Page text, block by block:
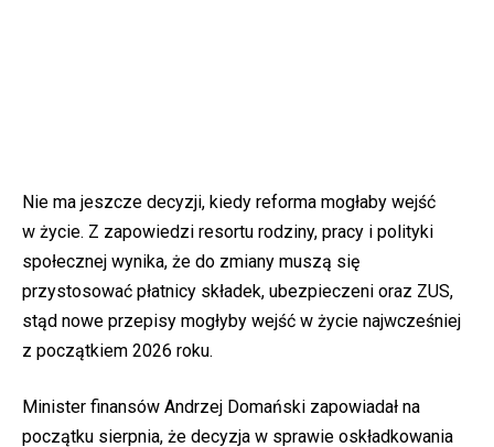
Nie ma jeszcze decyzji, kiedy reforma mogłaby wejść
w życie. Z zapowiedzi resortu rodziny, pracy i polityki
społecznej wynika, że do zmiany muszą się
przystosować płatnicy składek, ubezpieczeni oraz ZUS,
stąd nowe przepisy mogłyby wejść w życie najwcześniej
z początkiem 2026 roku.
Minister finansów Andrzej Domański zapowiadał na
początku sierpnia, że decyzja w sprawie oskładkowania